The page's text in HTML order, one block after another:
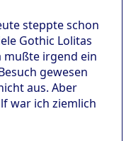
steppte schon
Gothic Lolitas
mußte irgend ein
gewesen
aus. Aber
war ich ziemlich